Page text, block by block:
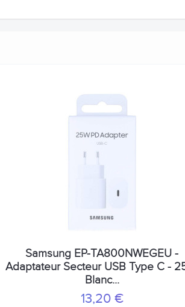
Samsung EP-TA800NWEGEU -
Adaptateur Secteur USB Type C -
Blanc...
13,20 €